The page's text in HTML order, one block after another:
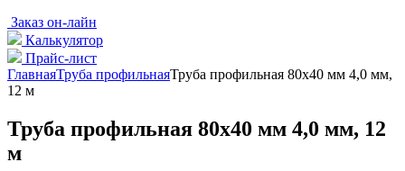
Заказ он-лайн
Калькулятор
Прайс-лист
ГлавнаяТруба профильнаяТруба профильная 80х40 мм 4,0 мм,
12 м
Труба профильная 80х40 мм 4,0 мм, 12
м